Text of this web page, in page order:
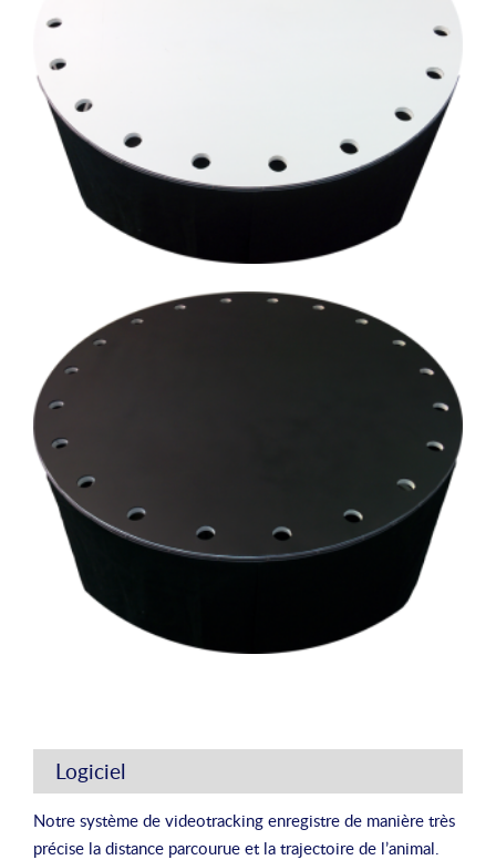
Logiciel
Notre système de videotracking enregistre de manière très
précise la distance parcourue et la trajectoire de l’animal.